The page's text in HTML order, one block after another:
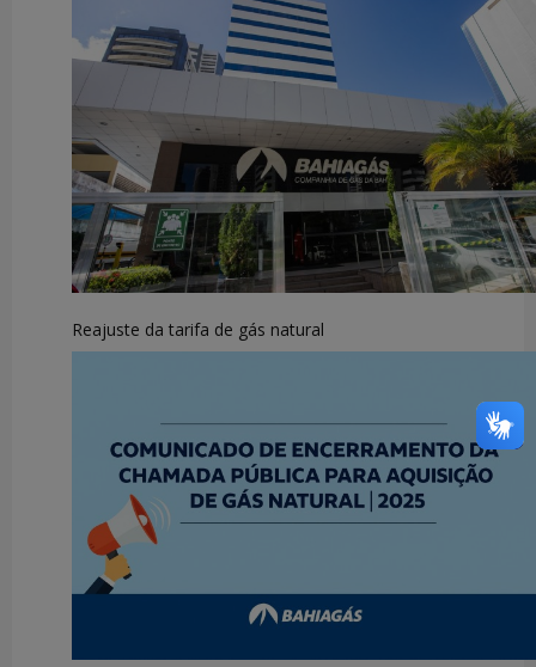
Reajuste da tarifa de gás natural